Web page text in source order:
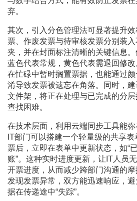
弃。
其次，引入分色管理法可显著提升
票、作废发票与待审核发票分别装
夹，并在封面标注清晰的关键信息。
蓝色代表常规，黄色代表需退回修
在忙碌中暂时搁置票据，也能通过
淆导致发票被遗忘在角落。同时，
文件架，将正在处理与已完成的分
查找困难。
在技术层面，利用云端同步工具能弥
IT部门可以搭建一个轻量级的共享
票后，立即在表单中更新状态，如“已
账”。这种实时进度更新，让IT人员
开票进度，从而减少跨部门沟通的
发现发票异常，双方能迅速响应，
据在传递途中“失踪”。